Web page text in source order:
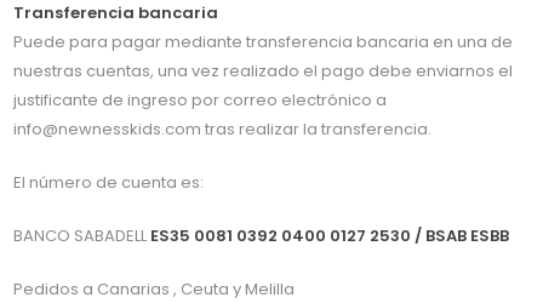
Transferencia bancaria
Puede para pagar mediante transferencia bancaria en una de
nuestras cuentas, una vez realizado el pago debe enviarnos el
justificante de ingreso por correo electrónico a
info@newnesskids.com tras realizar la transferencia.
El número de cuenta es:
BANCO SABADELL ES35 0081 0392 0400 0127 2530 / BSAB ESBB
Pedidos a Canarias , Ceuta y Melilla